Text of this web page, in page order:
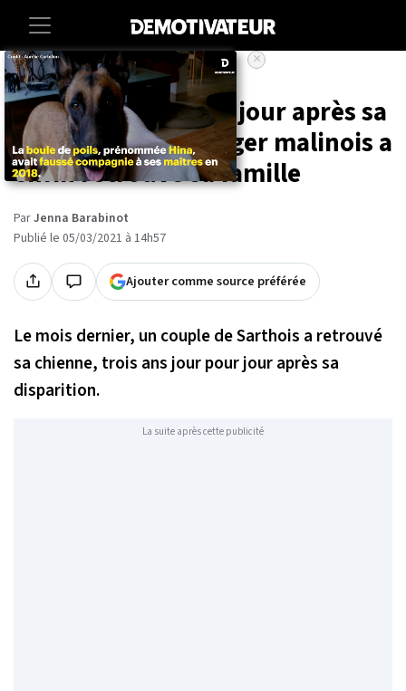
Accueil Societe Animaux
Trois ans jour pour jour après sa
disparition, un berger malinois a
enfin retrouvé sa famille
ParJenna Barabinot
Publié le 05/03/2021 à 14h57
Ajouter comme source préférée
×
Le mois dernier, un couple de Sarthois a retrouvé
sa chienne, trois ans jour pour jour après sa
disparition.
La suite après cette publicité